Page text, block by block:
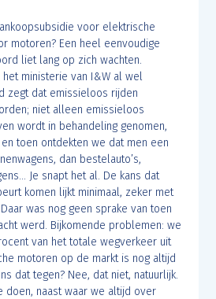
voor elektrische
motoren? Een heel eenvoudige
liet lang op zich wachten.
ministerie van I&W al wel
zegt dat emissieloos rijden
niet alleen emissieloos
wordt in behandeling genomen,
toen ontdekten we dat men een
dan bestelauto’s,
Je snapt het al. De kans dat
komen lijkt minimaal, zeker met
was nog geen sprake van toen
werd. Bijkomende problemen: we
van het totale wegverkeer uit
motoren op de markt is nog altijd
dat tegen? Nee, dat niet, natuurlijk.
doen, naast waar we altijd over